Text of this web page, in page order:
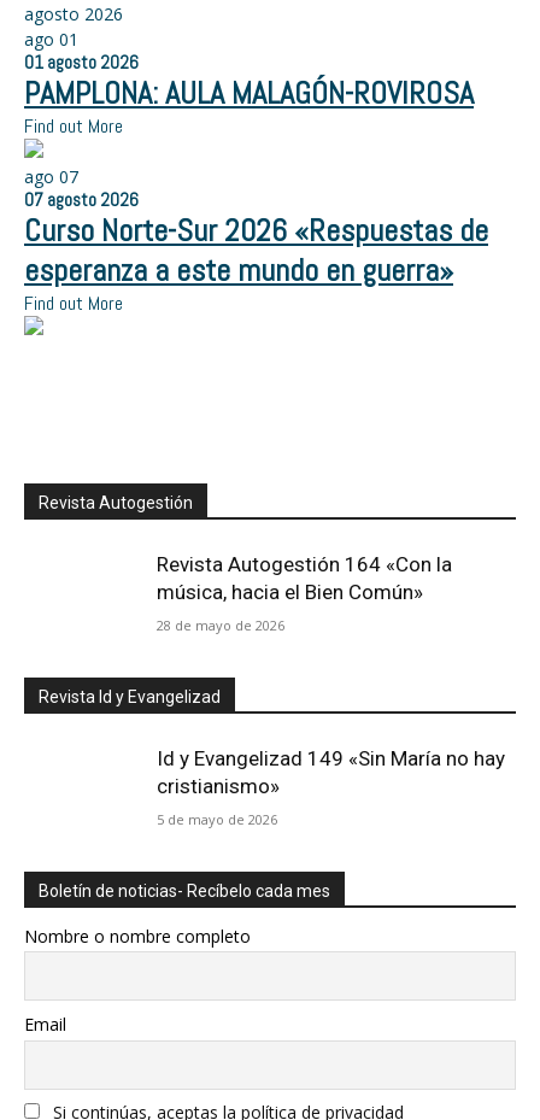
agosto 2026
ago 01
01 agosto 2026
PAMPLONA: AULA MALAGÓN-ROVIROSA
Find out More
ago 07
07 agosto 2026
Curso Norte-Sur 2026 «Respuestas de
esperanza a este mundo en guerra»
Find out More
Revista Autogestión
Revista Autogestión 164 «Con la
música, hacia el Bien Común»
28 de mayo de 2026
Revista Id y Evangelizad
Id y Evangelizad 149 «Sin María no hay
cristianismo»
5 de mayo de 2026
Boletín de noticias- Recíbelo cada mes
Nombre o nombre completo
Email
Si continúas, aceptas la política de privacidad